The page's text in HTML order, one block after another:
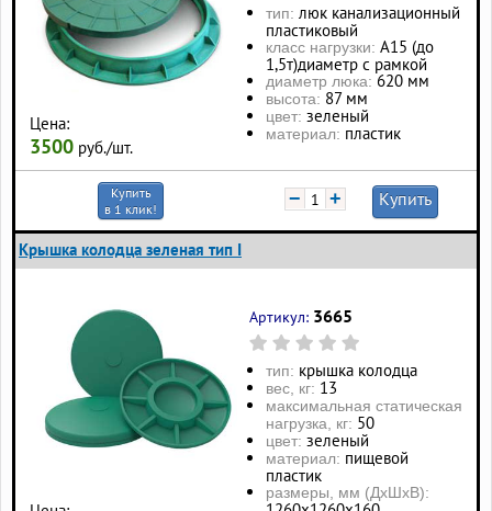
Цена:
3500 руб./шт.
тип: люк канализационный
пластиковый
класс нагрузки: А15 (до
1,5т)диаметр с рамкой
диаметр люка: 620 мм
высота: 87 мм
цвет: зеленый
материал: пластик
Купить
в 1 клик!
− + Купить
Крышка колодца зеленая тип I
Артикул: 3665
тип: крышка колодца
вес, кг: 13
максимальная статическая
нагрузка, кг: 50
цвет: зеленый
материал: пищевой
пластик
размеры, мм (ДхШхВ):